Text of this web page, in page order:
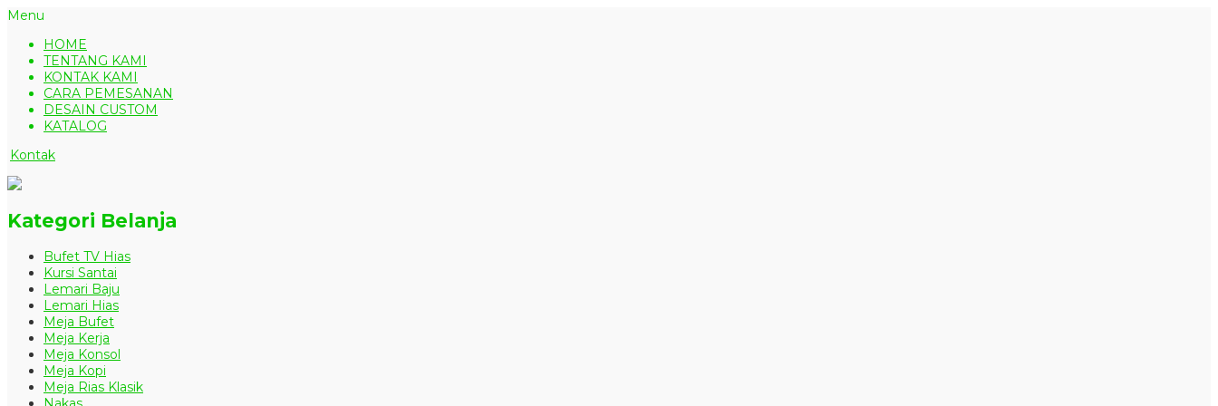
Menu
HOME
TENTANG KAMI
KONTAK KAMI
CARA PEMESANAN
DESAIN CUSTOM
KATALOG
Kontak
Kategori Belanja
Bufet TV Hias
Kursi Santai
Lemari Baju
Lemari Hias
Meja Bufet
Meja Kerja
Meja Konsol
Meja Kopi
Meja Rias Klasik